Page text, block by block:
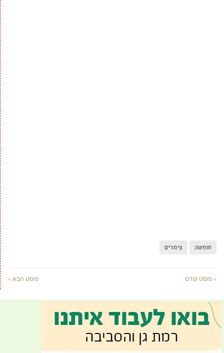
חופשה צימרים
« פוסט קודם פוסט הבא »